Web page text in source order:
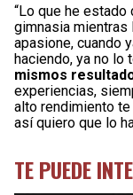
“Lo que he
gimnasia
apasione, cuando
haciendo, ya no lo
mismos
experiencias,
alto rendimiento
así quiero que lo
TE PUEDE